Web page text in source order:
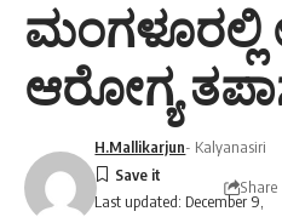
ಆರೋಗ್ಯ
Last updated: December 9,
H.Mallikarjun- Kalyanasiri
Share